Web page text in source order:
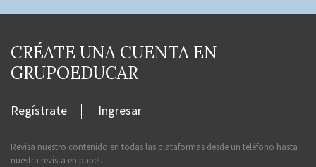
CRÉATE UNA CUENTA EN
GRUPOEDUCAR
Regístrate Ingresar
Revisa nuestro contenido en todas las plataformas desde un teléfono hasta
nuestra revista en papel.